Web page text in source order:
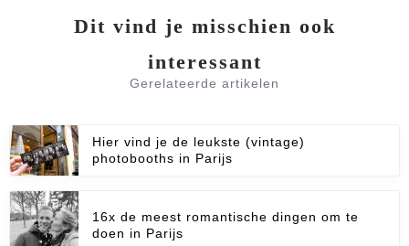
Dit vind je misschien ook
interessant
Gerelateerde artikelen
Hier vind je de leukste (vintage)
photobooths in Parijs
16x de meest romantische dingen om te
doen in Parijs